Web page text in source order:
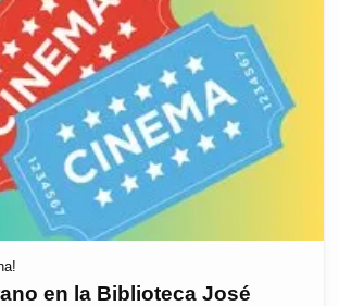
en la Biblioteca José